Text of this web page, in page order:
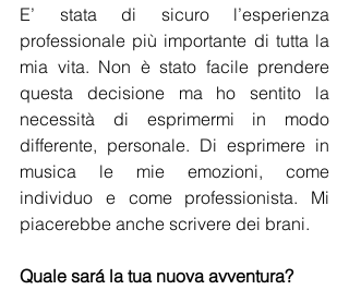
E’ stata di sicuro l’esperienza
professionale più importante di tutta la
mia vita. Non è stato facile prendere
questa decisione ma ho sentito la
necessità di esprimermi in modo
differente, personale. Di esprimere in
musica le mie emozioni, come
individuo e come professionista. Mi
piacerebbe anche scrivere dei brani.
Quale sará la tua nuova avventura?